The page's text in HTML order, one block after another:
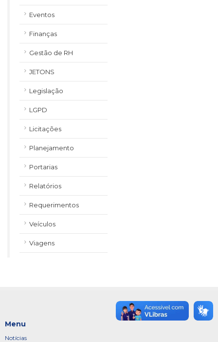
Eventos
Finanças
Gestão de RH
JETONS
Legislação
LGPD
Licitações
Planejamento
Portarias
Relatórios
Requerimentos
Veículos
Viagens
Menu
Notícias